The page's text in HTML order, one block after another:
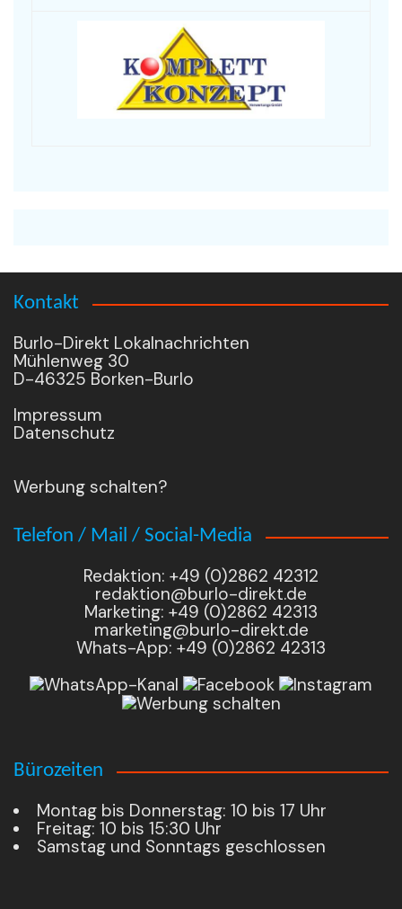
Kontakt
Burlo-Direkt Lokalnachrichten
Mühlenweg 30
D-46325 Borken-Burlo
Impressum
Datenschutz
Werbung schalten?
Telefon / Mail / Social-Media
Redaktion: +49 (0)2862 42312
redaktion@burlo-direkt.de
Marketing: +49 (0)2862 42313
marketing@burlo-direkt.de
Whats-App: +49 (0)2862 42313
Bürozeiten
Montag bis Donnerstag: 10 bis 17 Uhr
Freitag: 10 bis 15:30 Uhr
Samstag und Sonntags geschlossen